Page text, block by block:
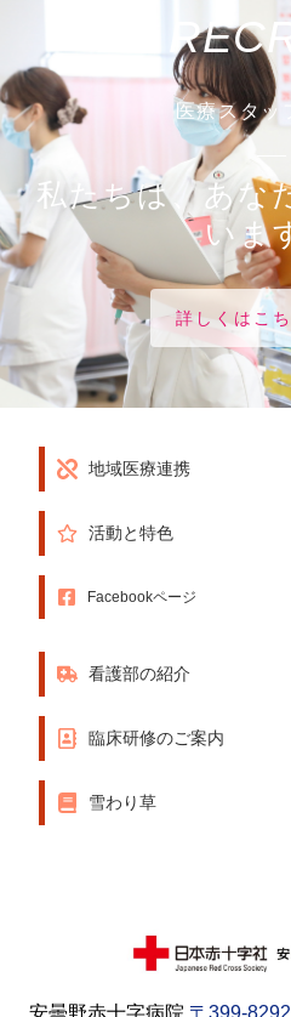
医療スタッ
私たちは、あな
いま
詳しくはこ
地域医療連携
活動と特色
Facebookページ
看護部の紹介
臨床研修のご案内
雪わり草